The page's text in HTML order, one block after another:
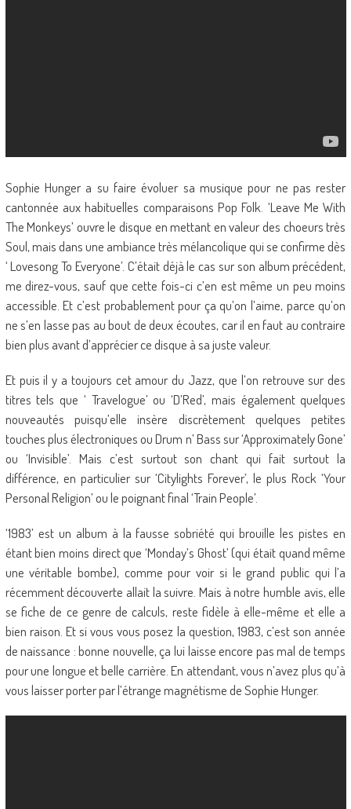
Sophie Hunger a su faire évoluer sa musique pour ne pas rester
cantonnée aux habituelles comparaisons Pop Folk. ‘Leave Me With
The Monkeys’ ouvre le disque en mettant en valeur des choeurs très
Soul, mais dans une ambiance très mélancolique qui se confirme dès
‘ Lovesong To Everyone’. C’était déjà le cas sur son album précédent,
me direz-vous, sauf que cette fois-ci c’en est même un peu moins
accessible. Et c’est probablement pour ça qu’on l’aime, parce qu’on
ne s’en lasse pas au bout de deux écoutes, car il en faut au contraire
bien plus avant d’apprécier ce disque à sa juste valeur.
Et puis il y a toujours cet amour du Jazz, que l’on retrouve sur des
titres tels que ‘ Travelogue’ ou ‘D’Red’, mais également quelques
nouveautés puisqu’elle insère discrètement quelques petites
touches plus électroniques ou Drum n’ Bass sur ‘Approximately Gone’
ou ‘Invisible’. Mais c’est surtout son chant qui fait surtout la
différence, en particulier sur ‘Citylights Forever’, le plus Rock ‘Your
Personal Religion’ ou le poignant final ‘Train People’.
‘1983’ est un album à la fausse sobriété qui brouille les pistes en
étant bien moins direct que ‘Monday’s Ghost’ (qui était quand même
une véritable bombe), comme pour voir si le grand public qui l’a
récemment découverte allait la suivre. Mais à notre humble avis, elle
se fiche de ce genre de calculs, reste fidèle à elle-même et elle a
bien raison. Et si vous vous posez la question, 1983, c’est son année
de naissance : bonne nouvelle, ça lui laisse encore pas mal de temps
pour une longue et belle carrière. En attendant, vous n’avez plus qu’à
vous laisser porter par l’étrange magnétisme de Sophie Hunger.